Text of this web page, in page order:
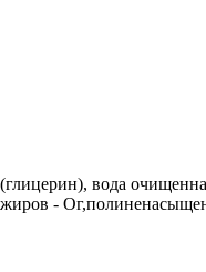
вода
-